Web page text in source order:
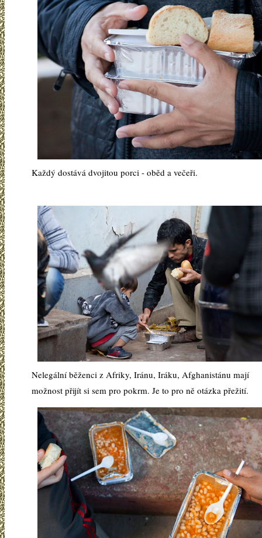
Každý dostává dvojitou porci - oběd a večeři.
Nelegální běženci z Afriky, Iránu, Iráku, Afghanistánu mají
možnost přijít si sem pro pokrm. Je to pro ně otázka přežití.